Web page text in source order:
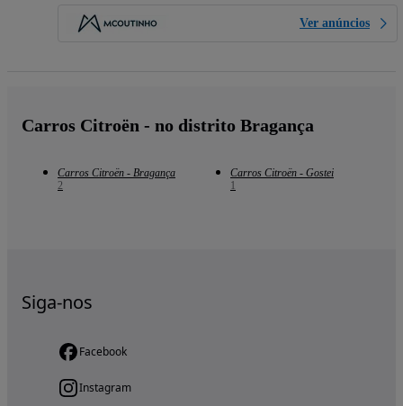
Ver anúncios
Carros Citroën - no distrito Bragança
Carros Citroën - Bragança
2
Carros Citroën - Gostei
1
Siga-nos
Facebook
Instagram